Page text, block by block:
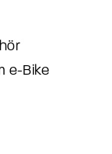
e-Bike